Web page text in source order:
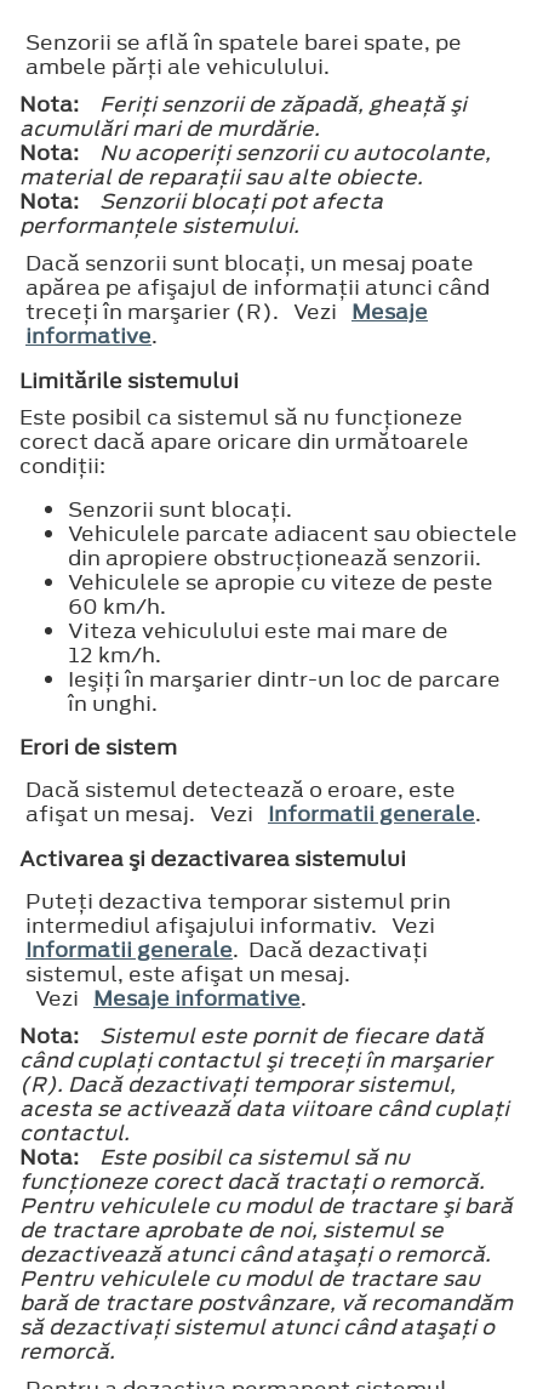
Senzorii se află în spatele barei spate, pe
ambele părţi ale vehiculului.
Nota:
Feriţi senzorii de zăpadă, gheaţă şi
acumulări mari de murdărie.
Nota:
Nu acoperiţi senzorii cu autocolante,
material de reparaţii sau alte obiecte.
Nota:
Senzorii blocaţi pot afecta
performanţele sistemului.
Dacă senzorii sunt blocaţi, un mesaj poate
apărea pe afişajul de informaţii atunci când
treceţi în marşarier (R). Vezi Mesaje
informative.
Limitările sistemului
Este posibil ca sistemul să nu funcţioneze
corect dacă apare oricare din următoarele
condiţii:
Senzorii sunt blocaţi.
Vehiculele parcate adiacent sau obiectele
din apropiere obstrucţionează senzorii.
Vehiculele se apropie cu viteze de peste
60 km/h.
Viteza vehiculului este mai mare de
12 km/h.
Ieşiţi în marşarier dintr-un loc de parcare
în unghi.
Erori de sistem
Dacă sistemul detectează o eroare, este
afişat un mesaj. Vezi Informatii generale.
Activarea şi dezactivarea sistemului
Puteţi dezactiva temporar sistemul prin
intermediul afişajului informativ. Vezi
Informatii generale. Dacă dezactivaţi
sistemul, este afişat un mesaj.
Vezi Mesaje informative.
Nota:
Sistemul este pornit de fiecare dată
când cuplaţi contactul şi treceţi în marşarier
(R). Dacă dezactivaţi temporar sistemul,
acesta se activează data viitoare când cuplaţi
contactul.
Nota:
Este posibil ca sistemul să nu
funcţioneze corect dacă tractaţi o remorcă.
Pentru vehiculele cu modul de tractare şi bară
de tractare aprobate de noi, sistemul se
dezactivează atunci când ataşaţi o remorcă.
Pentru vehiculele cu modul de tractare sau
bară de tractare postvânzare, vă recomandăm
să dezactivaţi sistemul atunci când ataşaţi o
remorcă.